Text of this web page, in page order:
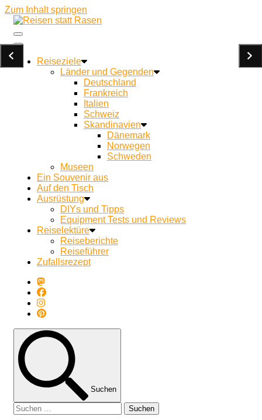
Zum Inhalt springen
Reisen statt Rasen
Reiseziele
Länder und Gegenden
Deutschland
Frankreich
Italien
Schweiz
Skandinavien
Dänemark
Norwegen
Schweden
Museen
Ein Souvenir aus
Auf den Tisch
Ausrüstung
DIYs und Tipps
Equipment Tests und Reviews
Reiselektüre
Reiseberichte
Reiseführer
Zufallsrezept
Suchen
Suchen
nach: